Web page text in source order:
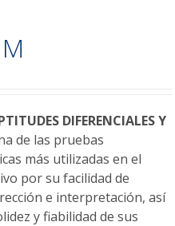
DIFERENCIALES Y
de las pruebas
más utilizadas en el
por su facilidad de
e interpretación, así
y fiabilidad de sus